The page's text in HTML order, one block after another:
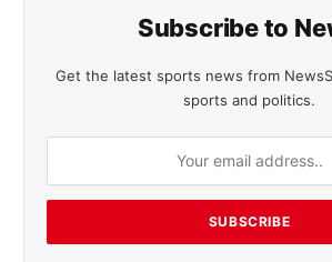
Subscribe to
Get the latest sports news from
sports and politics.